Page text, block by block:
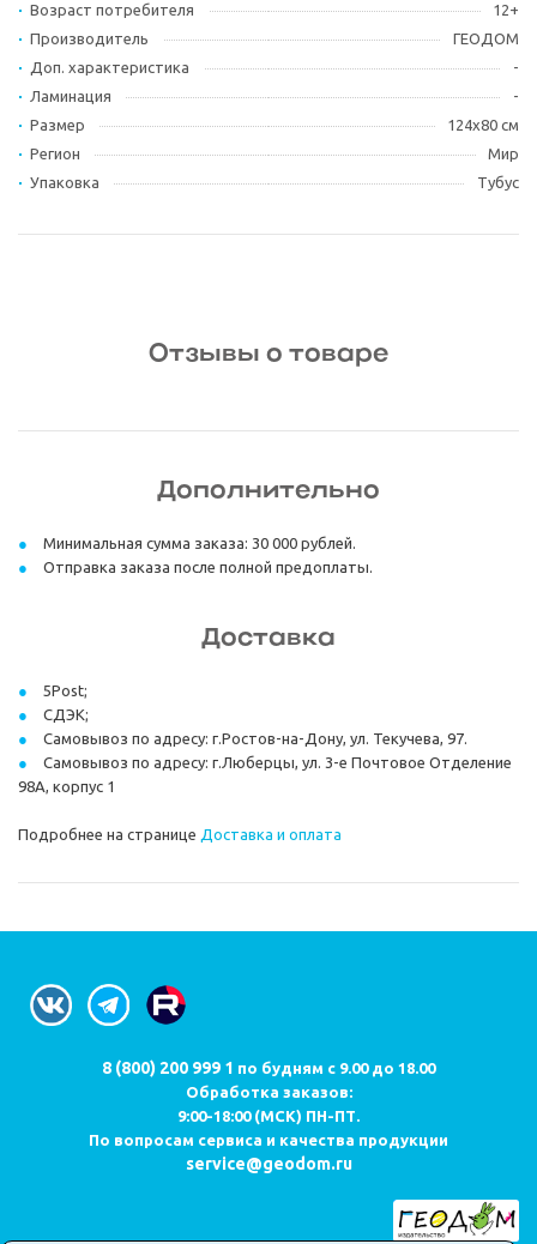
Возраст потребителя
12+
Производитель
ГЕОДОМ
Доп. характеристика
-
Ламинация
-
Размер
124х80 см
Регион
Мир
Упаковка
Тубус
Отзывы о товаре
Дополнительно
Минимальная сумма заказа: 30 000 рублей.
Отправка заказа после полной предоплаты.
Доставка
5Post;
СДЭК;
Самовывоз по адресу: г.Ростов-на-Дону, ул. Текучева, 97.
Самовывоз по адресу: г.Люберцы, ул. 3-е Почтовое Отделение
98А, корпус 1
Подробнее на странице Доставка и оплата
8 (800) 200 999 1 по будням с 9.00 до 18.00
Обработка заказов:
9:00-18:00 (МСК) ПН-ПТ.
По вопросам сервиса и качества продукции
service@geodom.ru